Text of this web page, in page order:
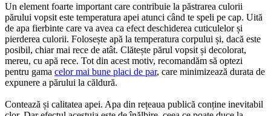
Un element foarte important care contribuie la păstrarea culorii
părului vopsit este temperatura apei atunci când te speli pe cap. Uită
de apa fierbinte care va avea ca efect deschiderea cuticulelor și
pierderea culorii. Folosește apă la temperatura corpului și, dacă este
posibil, chiar mai rece de atât. Clătește părul vopsit și decolorat,
mereu, cu apă rece. Tot din acest motiv, recomandăm să optezi
pentru gama celor mai bune placi de par, care minimizează durata de
expunere a părului la căldură.
Contează și calitatea apei. Apa din rețeaua publică conține inevitabil